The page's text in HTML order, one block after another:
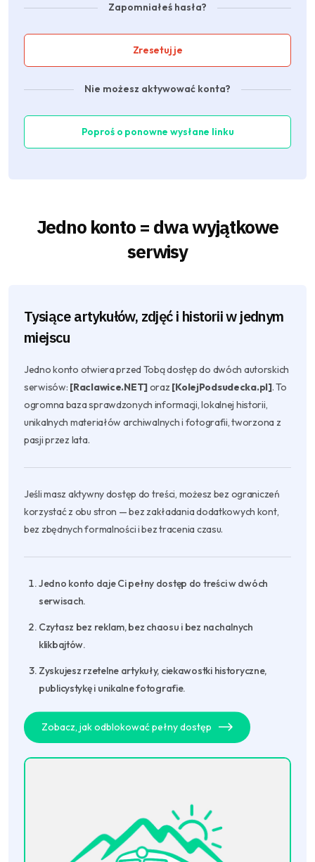
Zapomniałeś hasła?
Zresetuj je
Nie możesz aktywować konta?
Poproś o ponowne wysłane linku
Jedno konto = dwa wyjątkowe
serwisy
Tysiące artykułów, zdjęć i historii w jednym
miejscu
Jedno konto otwiera przed Tobą dostęp do dwóch autorskich
serwisów: [Raclawice.NET]oraz [KolejPodsudecka.pl]. To
ogromna baza sprawdzonych informacji, lokalnej historii,
unikalnych materiałów archiwalnych i fotografii, tworzona z
pasji przez lata.
Jeśli masz aktywny dostęp do treści, możesz bez ograniczeń
korzystać z obu stron — bez zakładania dodatkowych kont,
bez zbędnych formalności i bez tracenia czasu.
Jedno konto daje Ci pełny dostęp do treści w dwóch
serwisach.
Czytasz bez reklam, bez chaosu i bez nachalnych
klikbajtów.
Zyskujesz rzetelne artykuły, ciekawostki historyczne,
publicystykę i unikalne fotografie.
Zobacz, jak odblokować pełny dostęp